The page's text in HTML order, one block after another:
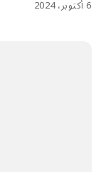
6 أكتوبر، 2024